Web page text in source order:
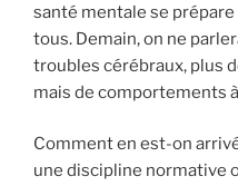
santé mentale se
tous. Demain, on ne
troubles cérébraux, plus
mais de comportements
Comment en est-on
une discipline normative